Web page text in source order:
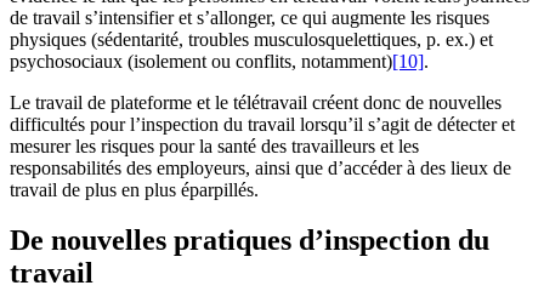
de travail s’intensifier et s’allonger, ce qui augmente les risques
physiques (sédentarité, troubles musculosquelettiques, p. ex.) et
psychosociaux (isolement ou conflits, notamment)[10].
Le travail de plateforme et le télétravail créent donc de nouvelles
difficultés pour l’inspection du travail lorsqu’il s’agit de détecter et
mesurer les risques pour la santé des travailleurs et les
responsabilités des employeurs, ainsi que d’accéder à des lieux de
travail de plus en plus éparpillés.
De nouvelles pratiques d’inspection du
travail